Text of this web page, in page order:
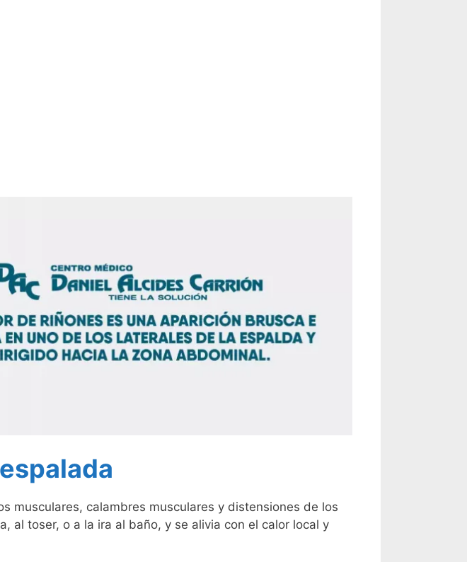
musculares, calambres musculares y distensiones de los
al toser, o a la ira al baño, y se alivia con el calor local y